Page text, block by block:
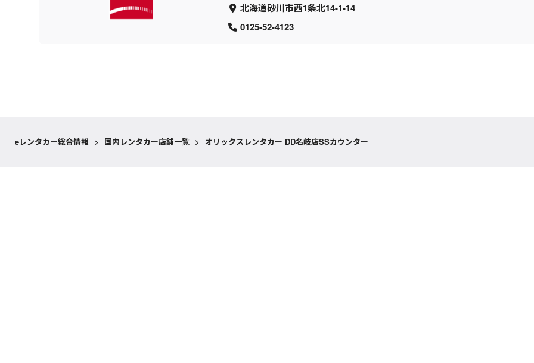
北海道砂川市西1条北14-1-14
0125-52-4123
eレンタカー総合情報 > 国内レンタカー店舗一覧 > オリックスレンタカー DD名岐店SSカウンター